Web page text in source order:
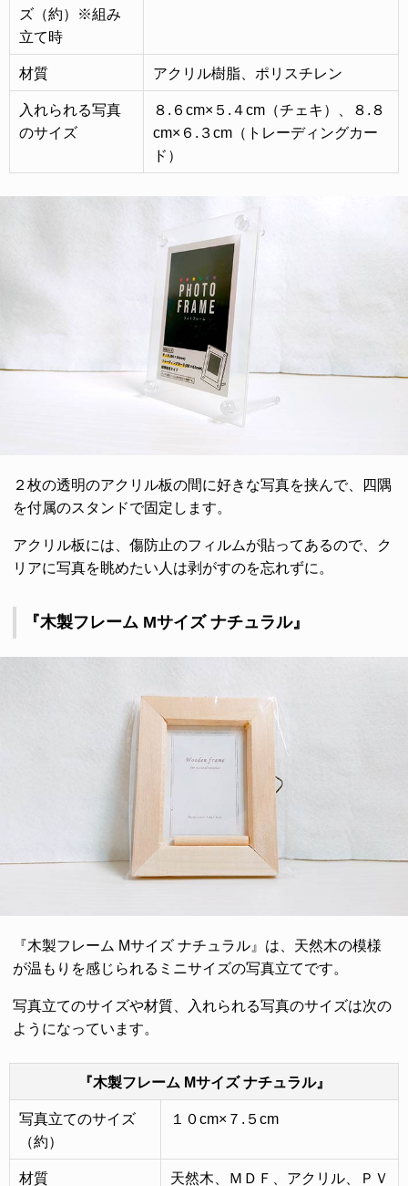
ズ（約）※組み
立て時
材質 アクリル樹脂、ポリスチレン
入れられる写真
のサイズ
８.６cm×５.４cm（チェキ）、８.８
cm×６.３cm（トレーディングカー
ド）
２枚の透明のアクリル板の間に好きな写真を挟んで、四隅
を付属のスタンドで固定します。
アクリル板には、傷防止のフィルムが貼ってあるので、ク
リアに写真を眺めたい人は剥がすのを忘れずに。
『木製フレーム Mサイズ ナチュラル』
『木製フレーム Mサイズ ナチュラル』は、天然木の模様
が温もりを感じられるミニサイズの写真立てです。
写真立てのサイズや材質、入れられる写真のサイズは次の
ようになっています。
『木製フレーム Mサイズ ナチュラル』
写真立てのサイズ
（約）
１０cm×７.５cm
材質 天然木、ＭＤＦ、アクリル、ＰＶ